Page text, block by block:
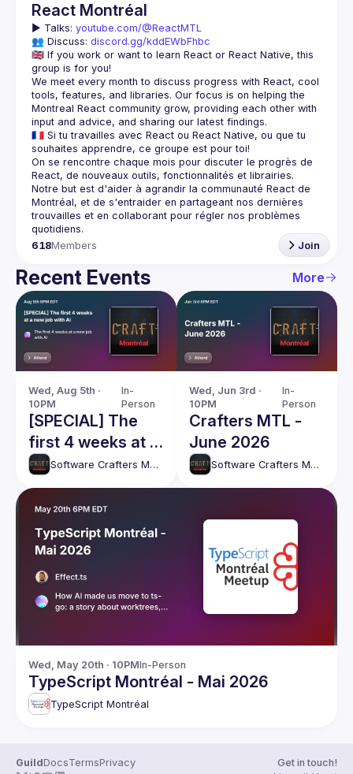
React Montréal
▶️ Talks: youtube.com/@ReactMTL
👥 Discuss: discord.gg/kddEWbFhbc
🇬🇧 If you work or want to learn React or React Native, this
We meet every month to discuss progress with React, cool
tools, features, and libraries. Our focus is on helping the
Montreal React community grow, providing each other with
🇫🇷 Si tu travailles avec React ou React Native, ou que tu
On se rencontre chaque mois pour discuter le progrès de
React, de nouveaux outils, fonctionnalités et librairies.
Notre but est d'aider à agrandir la communauté React de
Montréal, et de s'entraider en partageant nos dernières
trouvailles et en collaborant pour régler nos problèmes
618Members Join
Recent Events More
Wed, Aug 5th ·
10PM
In-
Person
[SPECIAL] The
first 4 weeks at a
new job with AI
Software Crafters Montréal
Wed, Jun 3rd ·
10PM
In-
Person
Crafters MTL -
June 2026
Software Crafters Montréal
Wed, May 20th · 10PMIn-Person
TypeScript Montréal - Mai 2026
TypeScript Montréal
GuildDocsTermsPrivacy
Get in touch!